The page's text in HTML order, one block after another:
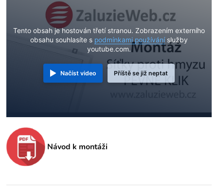
Tento obsah je hostován třetí stranou. Zobrazením externího
obsahu souhlasíte s podmínkami používáníslužby
youtube.com.
Načíst video Příště se již neptat
Návod k montáži